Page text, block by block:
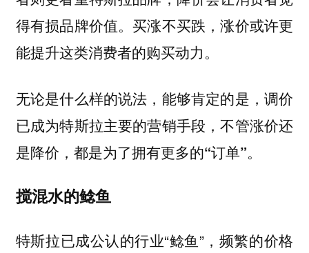
得有损品牌价值。买涨不买跌，涨价或许更
能提升这类消费者的购买动力。
无论是什么样的说法，能够肯定的是， 调价
已成为特斯拉主要的营销手段，不管涨价还
是降价，都是为了拥有更多的“订单”。
搅混水的鲶鱼
特斯拉已成公认的行业“鲶鱼”，频繁的价格